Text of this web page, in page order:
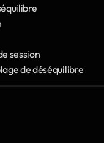
session
de déséquilibre